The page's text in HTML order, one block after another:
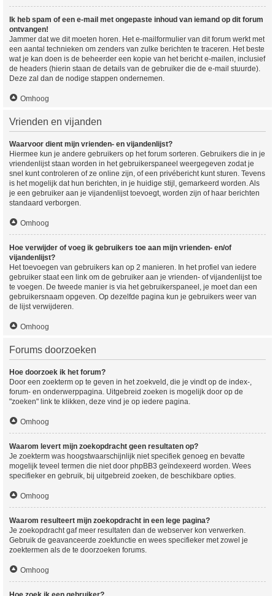
Ik heb spam of een e-mail met ongepaste inhoud van iemand op dit forum
ontvangen!
Jammer dat we dit moeten horen. Het e-mailformulier van dit forum werkt met
een aantal technieken om zenders van zulke berichten te traceren. Het beste
wat je kan doen is de beheerder een kopie van het bericht e-mailen, inclusief
de headers (hierin staan de details van de gebruiker die de e-mail stuurde).
Deze zal dan de nodige stappen ondernemen.
Omhoog
Vrienden en vijanden
Waarvoor dient mijn vrienden- en vijandenlijst?
Hiermee kun je andere gebruikers op het forum sorteren. Gebruikers die in je
vriendenlijst staan worden in het gebruikerspaneel weergegeven zodat je
snel kunt controleren of ze online zijn, of een privébericht kunt sturen. Tevens
is het mogelijk dat hun berichten, in je huidige stijl, gemarkeerd worden. Als
je een gebruiker aan je vijandenlijst toevoegt, worden zijn of haar berichten
standaard verborgen.
Omhoog
Hoe verwijder of voeg ik gebruikers toe aan mijn vrienden- en/of
vijandenlijst?
Het toevoegen van gebruikers kan op 2 manieren. In het profiel van iedere
gebruiker staat een link om de gebruiker aan je vrienden- of vijandenlijst toe
te voegen. De tweede manier is via het gebruikerspaneel, je moet dan een
gebruikersnaam opgeven. Op dezelfde pagina kun je gebruikers weer van
de lijst verwijderen.
Omhoog
Forums doorzoeken
Hoe doorzoek ik het forum?
Door een zoekterm op te geven in het zoekveld, die je vindt op de index-,
forum- en onderwerppagina. Uitgebreid zoeken is mogelijk door op de
"zoeken" link te klikken, deze vind je op iedere pagina.
Omhoog
Waarom levert mijn zoekopdracht geen resultaten op?
Je zoekterm was hoogstwaarschijnlijk niet specifiek genoeg en bevatte
mogelijk teveel termen die niet door phpBB3 geïndexeerd worden. Wees
specifieker en gebruik, bij uitgebreid zoeken, de beschikbare opties.
Omhoog
Waarom resulteert mijn zoekopdracht in een lege pagina?
Je zoekopdracht gaf meer resultaten dan de webserver kon verwerken.
Gebruik de geavanceerde zoekfunctie en wees specifieker met zowel je
zoektermen als de te doorzoeken forums.
Omhoog